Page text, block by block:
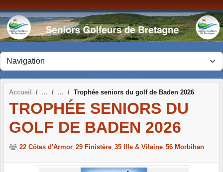
Accueil Trophée seniors du golf de Baden 2026
TROPHÉE SENIORS DU
GOLF DE BADEN 2026
22 Côtes d'Armor 29 Finistère 35 Ille & Vilaine 56 Morbihan